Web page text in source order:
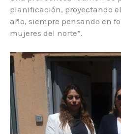
planificación, proyectando
año, siempre pensando en
mujeres del norte”.